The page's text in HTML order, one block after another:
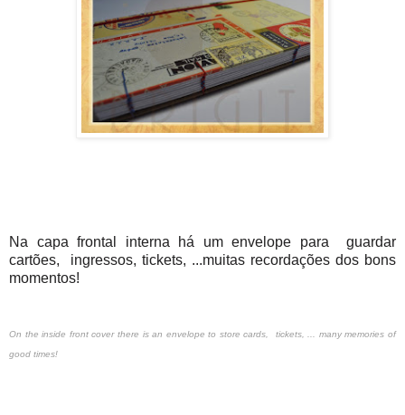
Na capa frontal interna há um envelope para guardar
cartões, ingressos, tickets, ...muitas recordações dos bons
momentos!
On the inside front cover there is an envelope to store cards, tickets, ... many memories of
good times!